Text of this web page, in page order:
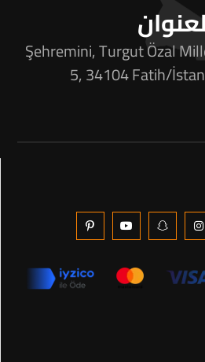
Şehremini, Turgut Özal
5, 34104 Fatih/